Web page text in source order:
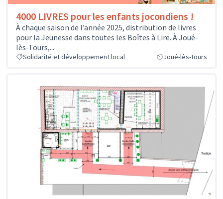
4000 LIVRES pour les enfants jocondiens !
À chaque saison de l’année 2025, distribution de livres
pour la Jeunesse dans toutes les Boîtes à Lire. À Joué-
lès-Tours,...
Solidarité et développement local Joué-lès-Tours